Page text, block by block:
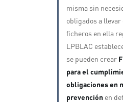
misma sin
obligados a
ficheros en ella
LPBLAC
se pueden crear
para el
obligaciones en
prevención en